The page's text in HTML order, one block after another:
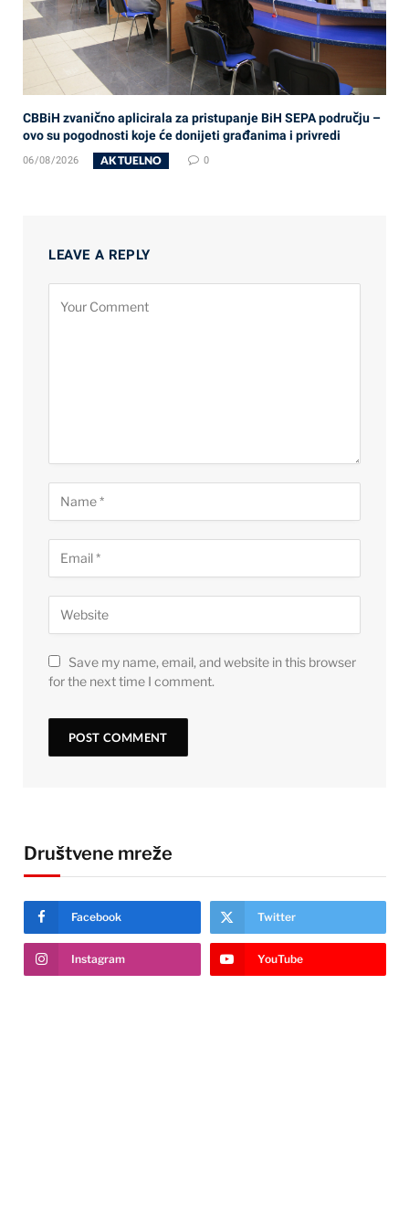
CBBiH zvanično aplicirala za pristupanje BiH SEPA području –
ovo su pogodnosti koje će donijeti građanima i privredi
06/08/2026 AKTUELNO 0
LEAVE A REPLY
Save my name, email, and website in this browser
for the next time I comment.
Društvene mreže
Facebook Twitter
Instagram YouTube